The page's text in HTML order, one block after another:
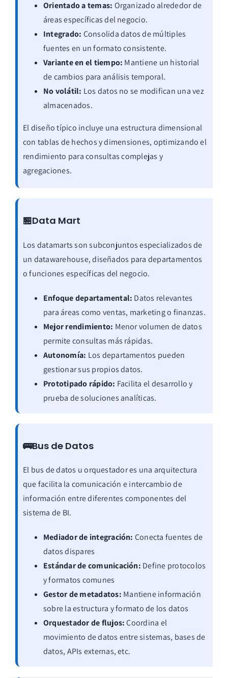
Orientado a temas: Organizado alrededor de
áreas específicas del negocio.
Integrado: Consolida datos de múltiples
fuentes en un formato consistente.
Variante en el tiempo: Mantiene un historial
de cambios para análisis temporal.
No volátil: Los datos no se modifican una vez
almacenados.
El diseño típico incluye una estructura dimensional
con tablas de hechos y dimensiones, optimizando el
rendimiento para consultas complejas y
agregaciones.
🏪Data Mart
Los datamarts son subconjuntos especializados de
un datawarehouse, diseñados para departamentos
o funciones específicas del negocio.
Enfoque departamental: Datos relevantes
para áreas como ventas, marketing o finanzas.
Mejor rendimiento: Menor volumen de datos
permite consultas más rápidas.
Autonomía: Los departamentos pueden
gestionar sus propios datos.
Prototipado rápido: Facilita el desarrollo y
prueba de soluciones analíticas.
🚌Bus de Datos
El bus de datos u orquestador es una arquitectura
que facilita la comunicación e intercambio de
información entre diferentes componentes del
sistema de BI.
Mediador de integración: Conecta fuentes de
datos dispares
Estándar de comunicación: Define protocolos
y formatos comunes
Gestor de metadatos: Mantiene información
sobre la estructura y formato de los datos
Orquestador de flujos:Coordina el
movimiento de datos entre sistemas, bases de
datos, APIs externas, etc.